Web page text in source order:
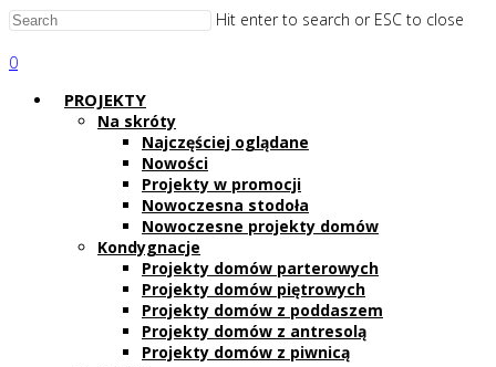
Hit enter to search or ESC to close
0
PROJEKTY
Na skróty
Najczęściej oglądane
Nowości
Projekty w promocji
Nowoczesna stodoła
Nowoczesne projekty domów
Kondygnacje
Projekty domów parterowych
Projekty domów piętrowych
Projekty domów z poddaszem
Projekty domów z antresolą
Projekty domów z piwnicą